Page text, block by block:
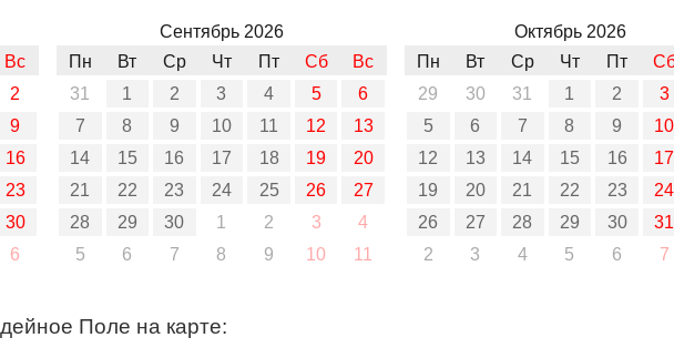
Вс
2
9
16
23
30
6
Сентябрь 2026
Пн
Вт Ср Чт Пт Сб
Вс
31
1 2 3 4 5
6
7
8 9 10 11 12
13
14
15 16 17 18 19
20
21
22 23 24 25 26
27
28
29 30 1 2 3
4
5
6 7 8 9 10 11
Октябрь 2026
Пн
Вт Ср Чт Пт
29
30 31 1 2 3
5
6 7 8 9 10
12
13 14 15 16 17
19
20 21 22 23 24
26
27 28 29 30 31
2
3 4 5 6 7
Поле на карте: